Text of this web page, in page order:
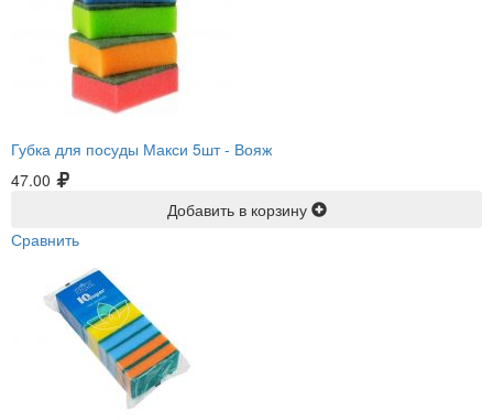
Губка для посуды Макси 5шт - Вояж
47.00
Добавить в корзину
Сравнить